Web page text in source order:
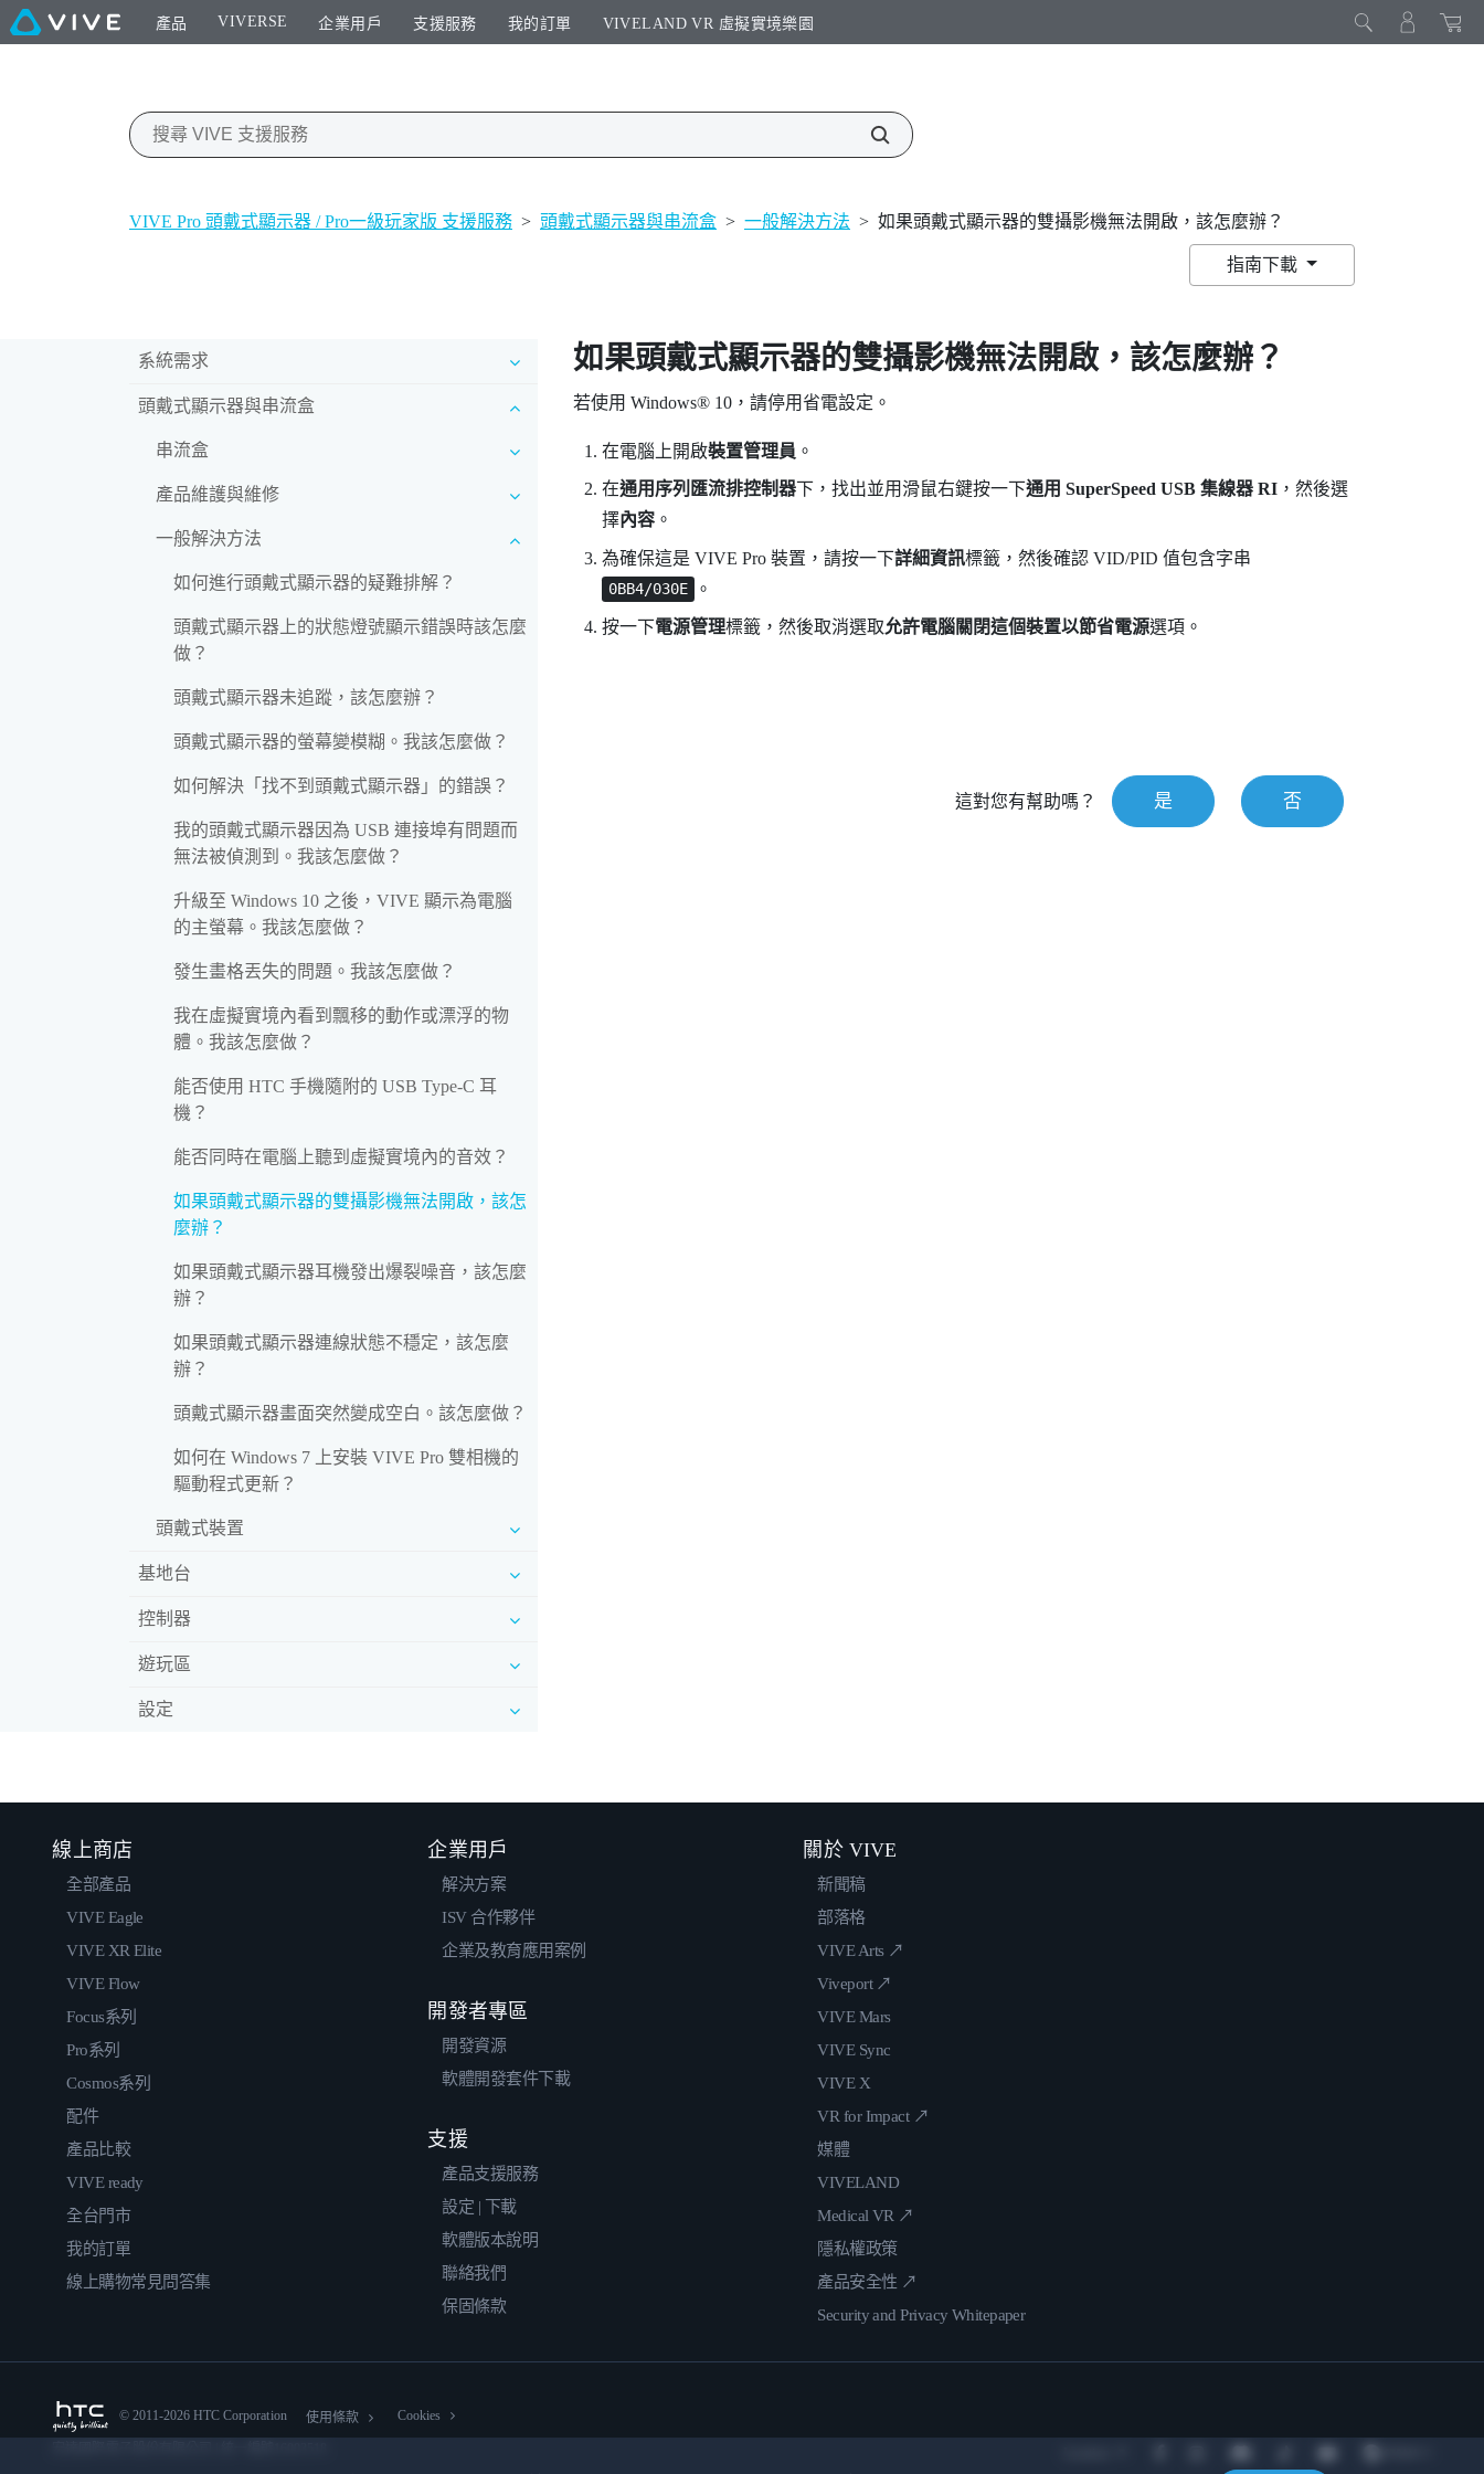
產品 VIVERSE 企業用戶 支援服務 我的訂單 VIVELAND VR 虛擬實境樂園​
VIVE Pro 頭戴式顯示器 / Pro一級玩家版 支援服務 > 頭戴式顯示器與串流盒 > 一般解決方法 > 如果頭戴式顯示器的雙攝影機無法開啟，該怎麼辦？
指南下載
系統需求
頭戴式顯示器與串流盒
串流盒
產品維護與維修
一般解決方法
如何進行頭戴式顯示器的疑難排解？
頭戴式顯示器上的狀態燈號顯示錯誤時該怎麼
做？
頭戴式顯示器未追蹤，該怎麼辦？
頭戴式顯示器的螢幕變模糊。我該怎麼做？
如何解決「找不到頭戴式顯示器」的錯誤？
我的頭戴式顯示器因為 USB 連接埠有問題而
無法被偵測到。我該怎麼做？
升級至 Windows 10 之後，VIVE 顯示為電腦
的主螢幕。我該怎麼做？
發生畫格丟失的問題。我該怎麼做？
我在虛擬實境內看到飄移的動作或漂浮的物
體。我該怎麼做？
能否使用 HTC 手機隨附的 USB Type-C 耳
機？
能否同時在電腦上聽到虛擬實境內的音效？
如果頭戴式顯示器的雙攝影機無法開啟，該怎
麼辦？
如果頭戴式顯示器耳機發出爆裂噪音，該怎麼
辦？
如果頭戴式顯示器連線狀態不穩定，該怎麼
辦？
頭戴式顯示器畫面突然變成空白。該怎麼做？
如何在 Windows 7 上安裝 VIVE Pro 雙相機的
驅動程式更新？
頭戴式裝置
基地台
控制器
遊玩區
設定
如果頭戴式顯示器的雙攝影機無法開啟，該怎麼辦？
若使用 Windows®10，請停用省電設定。
在電腦上開啟裝置管理員 。
在通用序列匯流排控制器下，找出並用滑鼠右鍵按一下通用 SuperSpeed USB 集線器 RI，然後選
擇內容。
為確保這是 VIVE Pro裝置，請按一下詳細資訊標籤，然後確認 VID/PID 值包含字串
0BB4/030E 。
按一下電源管理標籤，然後取消選取允許電腦關閉這個裝置以節省電源選項。
這對您有幫助嗎？ 是 否
線上商店
全部產品
VIVE Eagle
VIVE XR Elite
VIVE Flow
Focus系列
Pro系列
Cosmos系列
配件
產品比較
VIVE ready
全台門市
我的訂單
線上購物常見問答集
企業用戶
解決方案
ISV 合作夥伴
企業及教育應用案例
開發者專區
開發資源
軟體開發套件下載
支援
產品支援服務
設定 | 下載
軟體版本說明
聯絡我們
保固條款
關於 VIVE
新聞稿
部落格
VIVE Arts ↗
Viveport ↗
VIVE Mars
VIVE Sync
VIVE X
VR for Impact ↗
媒體
VIVELAND
Medical VR ↗
隱私權政策
產品安全性 ↗
Security and Privacy Whitepaper
© 2011-2026 HTC Corporation 使用條款 Cookies